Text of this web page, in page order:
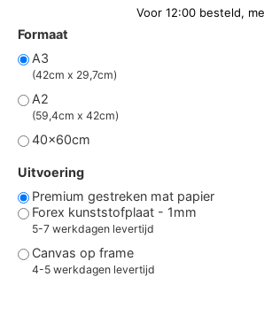
Formaat
A3
(42cm x 29,7cm)
A2
(59,4cm x 42cm)
40x60cm
Uitvoering
Premium gestreken mat papier
Forex kunststofplaat - 1mm
5-7 werkdagen levertijd
Canvas op frame
4-5 werkdagen levertijd